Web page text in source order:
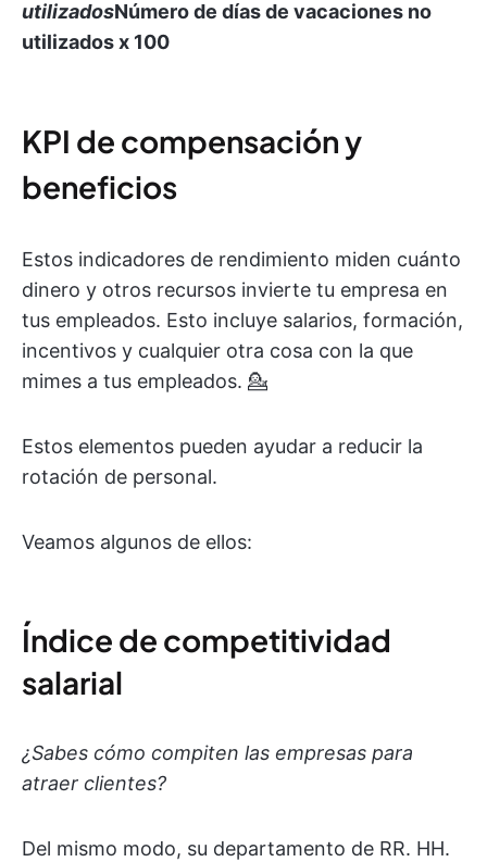
utilizadosNúmero de días de vacaciones no
utilizadosx 100
KPI de compensación y
beneficios
Estos indicadores de rendimiento miden cuánto
dinero y otros recursos invierte tu empresa en
tus empleados. Esto incluye salarios, formación,
incentivos y cualquier otra cosa con la que
mimes a tus empleados. 💁
Estos elementos pueden ayudar a reducir la
rotación de personal.
Veamos algunos de ellos:
Índice de competitividad
salarial
¿Sabes cómo compiten las empresas para
atraer clientes?
Del mismo modo, su departamento de RR. HH.